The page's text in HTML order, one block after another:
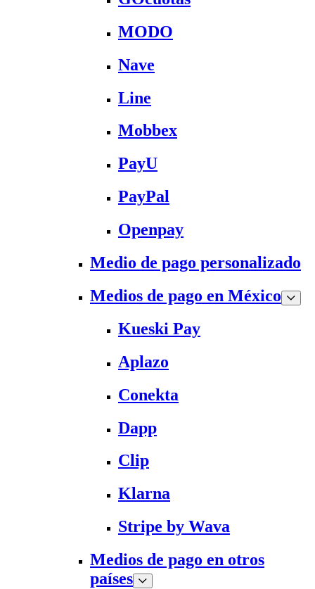
MODO
Nave
Line
Mobbex
PayU
PayPal
Openpay
Medio de pago personalizado
Medios de pago en México
Kueski Pay
Aplazo
Conekta
Dapp
Clip
Klarna
Stripe by Wava
Medios de pago en otros
países